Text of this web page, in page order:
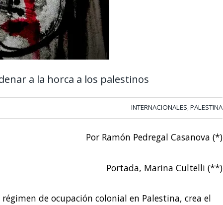
a la horca a los palestinos
INTERNACIONALES, PALESTINA
Por Ramón Pedregal Casanova (*)
Portada, Marina Cultelli (**)
de ocupación colonial en Palestina, crea el